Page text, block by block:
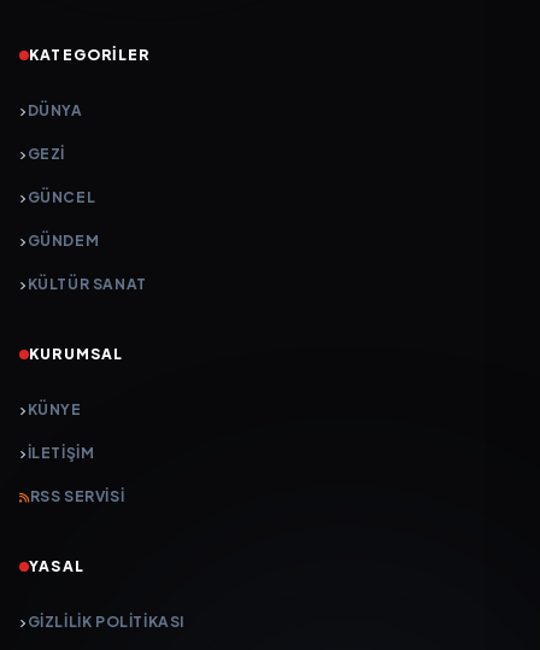
KATEGORILER
DÜNYA
GEZI
GÜNCEL
GÜNDEM
KÜLTÜR SANAT
KURUMSAL
KÜNYE
İLETIŞIM
RSS SERVISI
YASAL
GIZLILIK POLITIKASI